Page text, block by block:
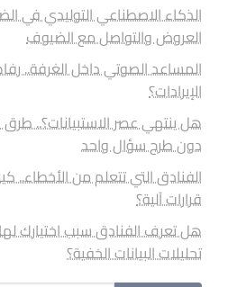
الذكاء الاصطناعي التوليدي في
العروض والتواصل مع الضيوف
المساعد الصوتي داخل الغرفة..
الإيرادات؟
هل ينتهي عصر الاستبيانات؟.. طرق
دون طرح سؤال واحد
الفنادق التي تتعلم من
قرارات آلية؟
هل تعرف الفنادق سبب اختيارك
تحليلات البيانات الخفية؟